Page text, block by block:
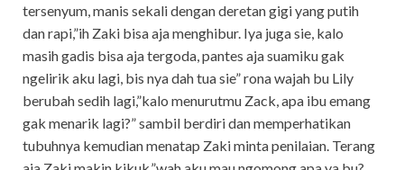
tersenyum, manis sekali dengan deretan gigi yang putih
dan rapi,”ih Zaki bisa aja menghibur. Iya juga sie, kalo
masih gadis bisa aja tergoda, pantes aja suamiku gak
ngelirik aku lagi, bis nya dah tua sie” rona wajah bu Lily
berubah sedih lagi,”kalo menurutmu Zack, apa ibu emang
gak menarik lagi?” sambil berdiri dan memperhatikan
tubuhnya kemudian menatap Zaki minta penilaian. Terang